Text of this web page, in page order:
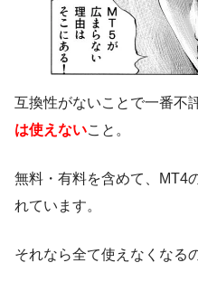
互換性がないことで一番不
は使えないこと。
無料・有料を含めて、MT4
れています。
それなら全て使えなくなる